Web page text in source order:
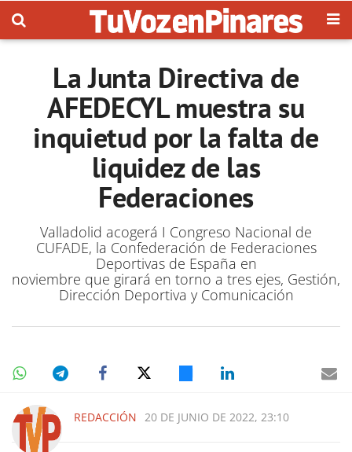
La Junta Directiva de
AFEDECYL muestra su
inquietud por la falta de
liquidez de las
Federaciones
Valladolid acogerá I Congreso Nacional de
CUFADE, la Confederación de Federaciones
Deportivas de España en
noviembre que girará en torno a tres ejes, Gestión,
Dirección Deportiva y Comunicación
REDACCIÓN 20 DE JUNIO DE 2022, 23:10